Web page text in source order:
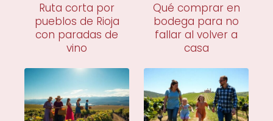
Ruta corta por
pueblos de Rioja
con paradas de
vino
Qué comprar en
bodega para no
fallar al volver a
casa